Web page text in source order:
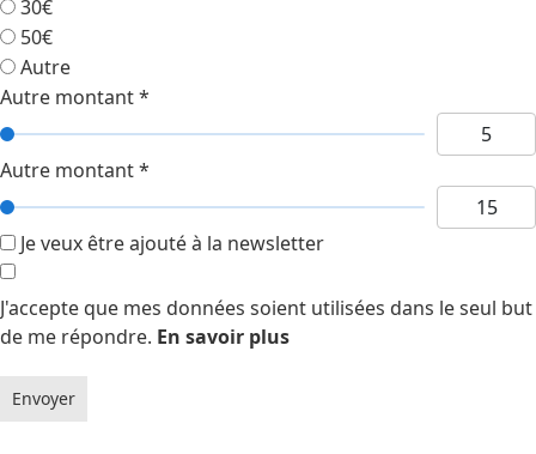
30€
50€
Autre
Autre montant*
Autre montant*
Je veux être ajouté à la newsletter
J'accepte que mes données soient utilisées dans le seul but
de me répondre. En savoir plus
Envoyer